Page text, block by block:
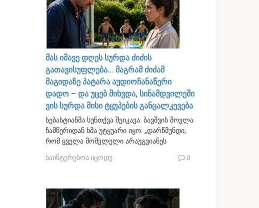
მას იმავე დღეს სურდა ძიძის
გათავისუფლება… მაგრამ ძიძამ
მაგიდაზე პატარა აუდიოჩანაწერი
დადო – და უცებ მიხვდა, სინამდვილეში
ვის სურდა მისი ტყუპების განცალკევება
სებასტიანმა სუნთქვა შეიკავა. ბავშვის მოვლა
ჩამწერიდან ხმა უტყუარი იყო. „დარწმუნდი,
რომ ყველა მომვლელი არაუგვიანეს
საინტერესოა იცოდე 0